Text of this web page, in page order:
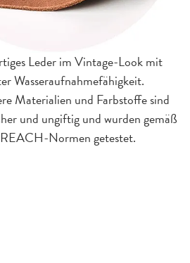
Leder im Vintage-Look mit
Wasseraufnahmefähigkeit.
Materialien und Farbstoffe sind
und ungiftig und wurden gemäß
Normen getestet.